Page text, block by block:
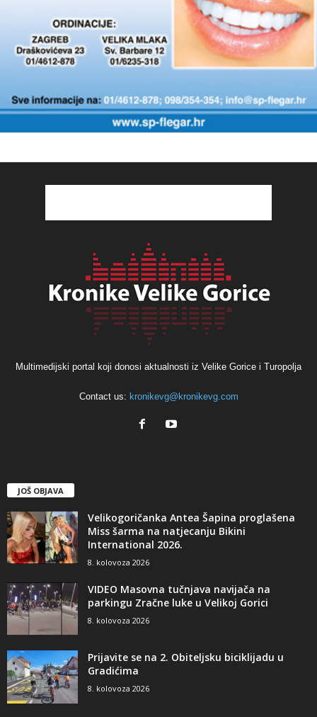
Multimedijski portal koji donosi aktualnosti iz Velike Gorice i Turopolja
Contact us: kronikevg@kronikevg.com
JOŠ OBJAVA
Velikogoričanka Antea Šapina proglašena
Miss šarma na natjecanju Bikini
International 2026.
8. kolovoza 2026
VIDEO Masovna tučnjava navijača na
parkingu Zračne luke u Velikoj Gorici
8. kolovoza 2026
Prijavite se na 2. Obiteljsku biciklijadu u
Gradićima
8. kolovoza 2026